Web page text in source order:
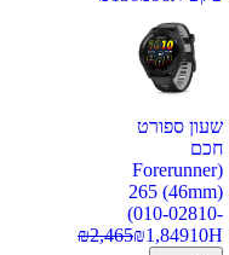
שעון ספורט
חכם
(Forerunner
265 (46mm)
(010-02810-
10H
₪1,849
₪2,465